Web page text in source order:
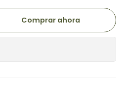
Comprar ahora